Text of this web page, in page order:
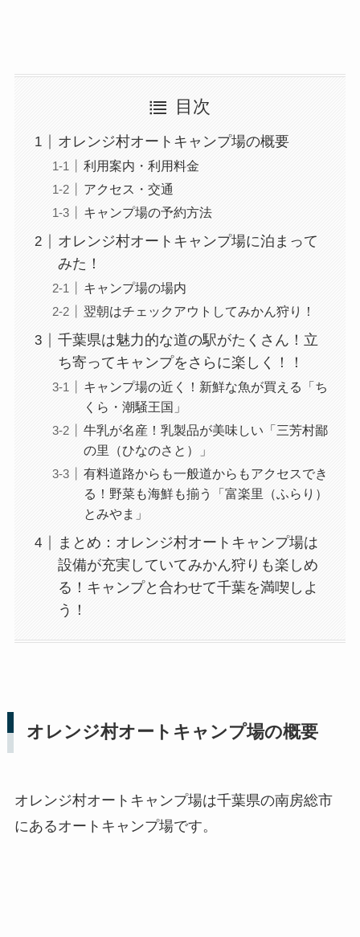
目次
オレンジ村オートキャンプ場の概要
利用案内・利用料金
アクセス・交通
キャンプ場の予約方法
オレンジ村オートキャンプ場に泊まって
みた！
キャンプ場の場内
翌朝はチェックアウトしてみかん狩り！
千葉県は魅力的な道の駅がたくさん！立
ち寄ってキャンプをさらに楽しく！！
キャンプ場の近く！新鮮な魚が買える「ち
くら・潮騒王国」
牛乳が名産！乳製品が美味しい「三芳村鄙
の里（ひなのさと）」
有料道路からも一般道からもアクセスでき
る！野菜も海鮮も揃う「富楽里（ふらり）
とみやま」
まとめ：オレンジ村オートキャンプ場は
設備が充実していてみかん狩りも楽しめ
る！キャンプと合わせて千葉を満喫しよ
う！
オレンジ村オートキャンプ場の概要
オレンジ村オートキャンプ場は千葉県の南房総市
にあるオートキャンプ場です。